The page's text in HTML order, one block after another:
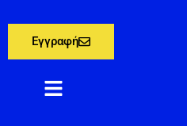
Εγγραφή